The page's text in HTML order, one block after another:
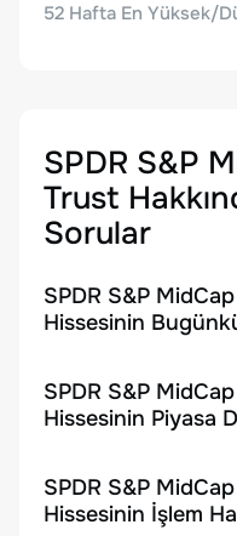
52 Hafta En Yüksek/
SPDR S&P
Trust
Sorular
SPDR S&P
Hissesinin
SPDR S&P
Hissesinin Piyasa
SPDR S&P
Hissesinin İşlem